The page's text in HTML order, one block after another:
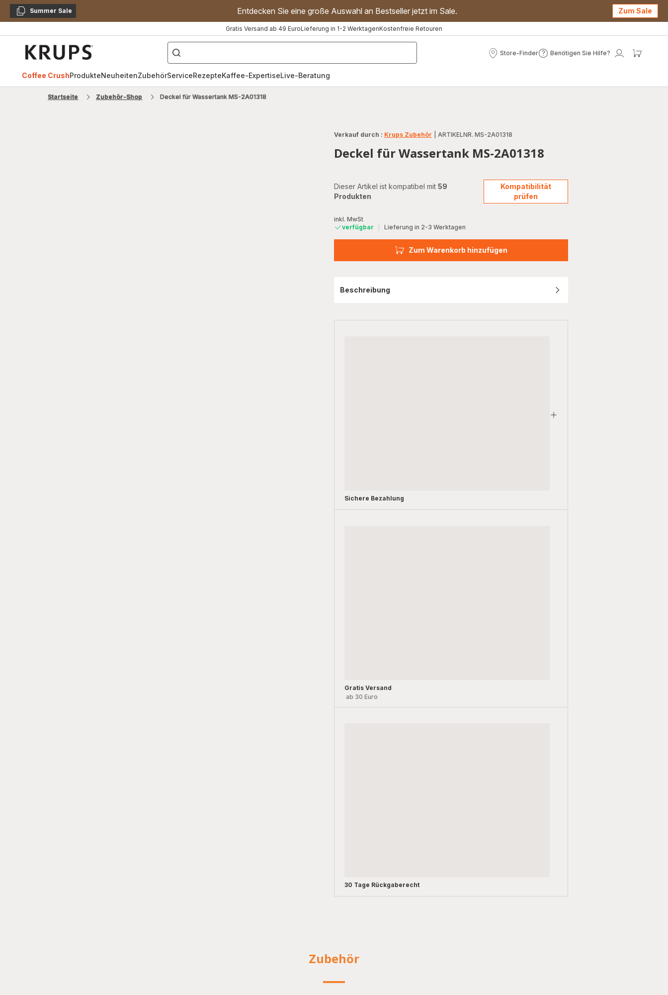
KopierenSummer Sale Entdecken Sie eine große Auswahl an Bestseller jetzt im Sale. Zum Sale
Gratis Versand ab 49 EuroLieferung in 1-2 WerktagenKostenfreie Retouren
["Kaffeevollautomat","Handmixer","Waffeleisen"]
Store-Finder
Store-
Benötigen Sie Hilfe?
Benötigen
Mein
Coffee CrushProdukteNeuheitenZubehörServiceRezepteKaffee-ExpertiseLive-Beratung
Startseite Zubehör-Shop Deckel für Wassertank MS-2A01318
Verkauf durch : Krups Zubehör ARTIKELNR. MS-2A01318
Deckel für Wassertank MS-2A01318
Dieser Artikel ist kompatibel mit 59
Produkten
Kompatibilität
prüfen
inkl. MwSt
verfügbar
Lieferung in 2-3 Werktagen
Zum Warenkorb hinzufügen
Beschreibung
Sichere Bezahlung
Gratis Versand
ab 30 Euro
30 Tage Rückgaberecht
Zubehör